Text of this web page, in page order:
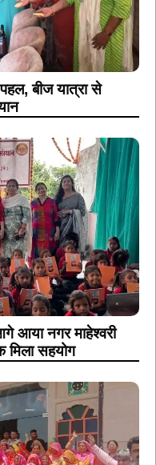
बीज यात्रा से
आया नगर माहेश्वरी
मिला सहयोग